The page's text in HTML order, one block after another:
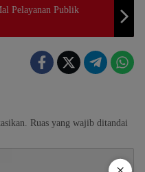
Pelayanan Publik
Ruas yang wajib ditandai